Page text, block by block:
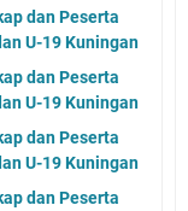
dan Peserta
U-19 Kuningan
dan Peserta
U-19 Kuningan
dan Peserta
U-19 Kuningan
dan Peserta